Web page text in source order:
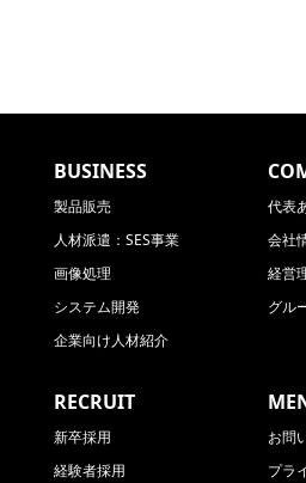
用します。
求人応募者の採用選考
会員、ユーザの情報
営業活動及び事業活
BUSINESS
製品販売
人材派遣：SES事業
画像処理
システム開発
企業向け人材紹介
代表
会社
経営
グル
RECRUIT
新卒採用
経験者採用
お問
プラ